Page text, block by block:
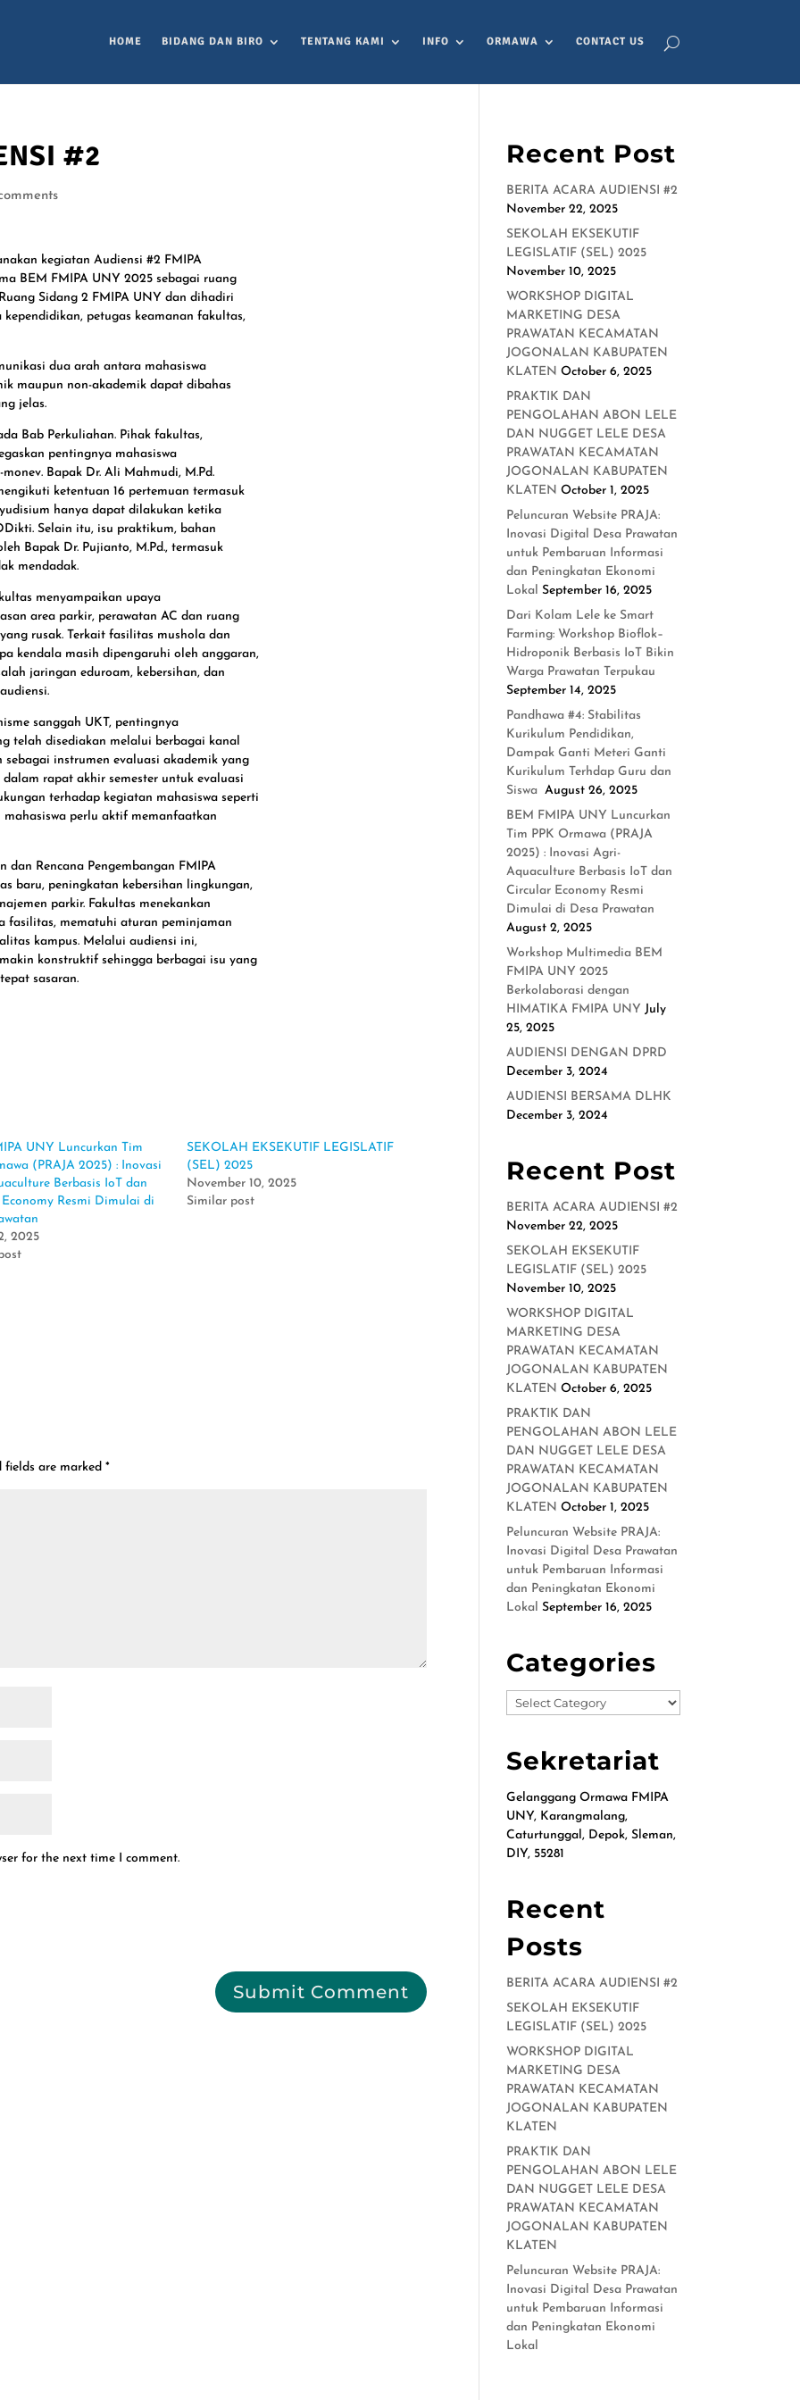
HOME BIDANG DAN BIRO TENTANG KAMI INFO ORMAWA CONTACT US
#2
kegiatan Audiensi #2 FMIPA
BEM FMIPA UNY 2025 sebagai ruang
Sidang 2 FMIPA UNY dan dihadiri
petugas keamanan fakultas,
dua arah antara mahasiswa
maupun non-akademik dapat dibahas
jelas.
Bab Perkuliahan. Pihak fakultas,
pentingnya mahasiswa
Bapak Dr. Ali Mahmudi, M.Pd.
ketentuan 16 pertemuan termasuk
hanya dapat dilakukan ketika
Selain itu, isu praktikum, bahan
Bapak Dr. Pujianto, M.Pd., termasuk
mendadak.
menyampaikan upaya
area parkir, perawatan AC dan ruang
rusak. Terkait fasilitas mushola dan
kendala masih dipengaruhi oleh anggaran,
jaringan eduroam, kebersihan, dan
sanggah UKT, pentingnya
telah disediakan melalui berbagai kanal
instrumen evaluasi akademik yang
rapat akhir semester untuk evaluasi
terhadap kegiatan mahasiswa seperti
mahasiswa perlu aktif memanfaatkan
Rencana Pengembangan FMIPA
baru, peningkatan kebersihan lingkungan,
parkir. Fakultas menekankan
fasilitas, mematuhi aturan peminjaman
kampus. Melalui audiensi ini,
konstruktif sehingga berbagai isu yang
sasaran.
UNY Luncurkan Tim
(PRAJA 2025) : Inovasi
Berbasis IoT dan
Resmi Dimulai di
2025
SEKOLAH EKSEKUTIF LEGISLATIF
(SEL) 2025
November 10, 2025
Similar post
fields are marked*
for the next time I comment.
Recent Post
BERITA ACARA AUDIENSI #2
November 22, 2025
SEKOLAH EKSEKUTIF
LEGISLATIF (SEL) 2025
November 10, 2025
WORKSHOP DIGITAL
MARKETING DESA
PRAWATAN KECAMATAN
JOGONALAN KABUPATEN
KLATEN October 6, 2025
PRAKTIK DAN
PENGOLAHAN ABON LELE
DAN NUGGET LELE DESA
PRAWATAN KECAMATAN
JOGONALAN KABUPATEN
KLATEN October 1, 2025
Peluncuran Website PRAJA:
Inovasi Digital Desa Prawatan
untuk Pembaruan Informasi
dan Peningkatan Ekonomi
Lokal September 16, 2025
Dari Kolam Lele ke Smart
Farming: Workshop Bioflok–
Hidroponik Berbasis IoT Bikin
Warga Prawatan Terpukau
September 14, 2025
Pandhawa #4: Stabilitas
Kurikulum Pendidikan,
Dampak Ganti Meteri Ganti
Kurikulum Terhdap Guru dan
Siswa August 26, 2025
BEM FMIPA UNY Luncurkan
Tim PPK Ormawa (PRAJA
2025) : Inovasi Agri-
Aquaculture Berbasis IoT dan
Circular Economy Resmi
Dimulai di Desa Prawatan
August 2, 2025
Workshop Multimedia BEM
FMIPA UNY 2025
Berkolaborasi dengan
HIMATIKA FMIPA UNY July
25, 2025
AUDIENSI DENGAN DPRD
December 3, 2024
AUDIENSI BERSAMA DLHK
December 3, 2024
Recent Post
BERITA ACARA AUDIENSI #2
November 22, 2025
SEKOLAH EKSEKUTIF
LEGISLATIF (SEL) 2025
November 10, 2025
WORKSHOP DIGITAL
MARKETING DESA
PRAWATAN KECAMATAN
JOGONALAN KABUPATEN
KLATEN October 6, 2025
PRAKTIK DAN
PENGOLAHAN ABON LELE
DAN NUGGET LELE DESA
PRAWATAN KECAMATAN
JOGONALAN KABUPATEN
KLATEN October 1, 2025
Peluncuran Website PRAJA:
Inovasi Digital Desa Prawatan
untuk Pembaruan Informasi
dan Peningkatan Ekonomi
Lokal September 16, 2025
Categories
Categories
Sekretariat
Gelanggang Ormawa FMIPA
UNY, Karangmalang,
Caturtunggal, Depok, Sleman,
DIY, 55281
Recent
Posts
BERITA ACARA AUDIENSI #2
SEKOLAH EKSEKUTIF
LEGISLATIF (SEL) 2025
WORKSHOP DIGITAL
MARKETING DESA
PRAWATAN KECAMATAN
JOGONALAN KABUPATEN
KLATEN
PRAKTIK DAN
PENGOLAHAN ABON LELE
DAN NUGGET LELE DESA
PRAWATAN KECAMATAN
JOGONALAN KABUPATEN
KLATEN
Peluncuran Website PRAJA:
Inovasi Digital Desa Prawatan
untuk Pembaruan Informasi
dan Peningkatan Ekonomi
Lokal